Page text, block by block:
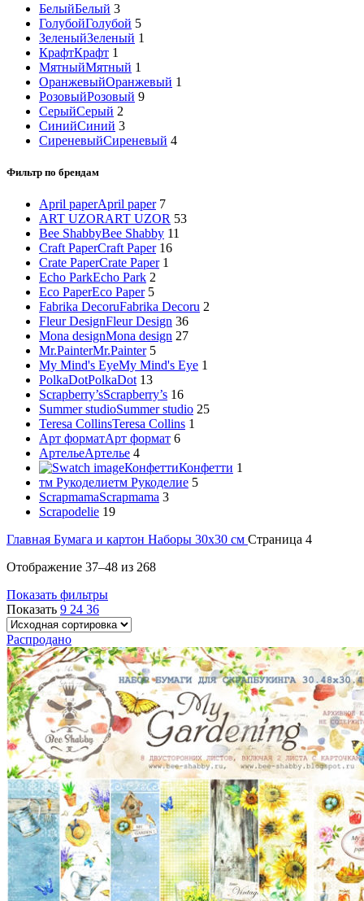
БелыйБелый 3
ГолубойГолубой 5
ЗеленыйЗеленый 1
КрафтКрафт 1
МятныйМятный 1
ОранжевыйОранжевый 1
РозовыйРозовый 9
СерыйСерый 2
СинийСиний 3
СиреневыйСиреневый 4
Фильтр по брендам
April paperApril paper 7
ART UZORART UZOR 53
Bee ShabbyBee Shabby 11
Craft PaperCraft Paper 16
Crate PaperCrate Paper 1
Echo ParkEcho Park 2
Eco PaperEco Paper 5
Fabrika DecoruFabrika Decoru 2
Fleur DesignFleur Design 36
Mona designMona design 27
Mr.PainterMr.Painter 5
My Mind's EyeMy Mind's Eye 1
PolkaDotPolkaDot 13
Scrapberry’sScrapberry’s 16
Summer studioSummer studio 25
Teresa CollinsTeresa Collins 1
Арт форматАрт формат 6
АртельеАртелье 4
КонфеттиКонфетти 1
тм Рукоделиетм Рукоделие 5
ScrapmamaScrapmama 3
Scrapodelie 19
Главная Бумага и картон Наборы 30х30 см Страница 4
Отображение 37–48 из 268
Показать фильтры
Показать 9 24 36
Распродано